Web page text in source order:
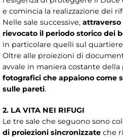
e comincia la realizzazione dei
Nelle sale successive, attraverso
rievocato il periodo storico dei
in particolare quelli sul
Oltre alle proiezioni di
avvale in maniera costante della
fotografici che appaiono come
sulle pareti.
2. LA VITA NEI RIFUGI
Le tre sale che seguono sono
di proiezioni sincronizzate che